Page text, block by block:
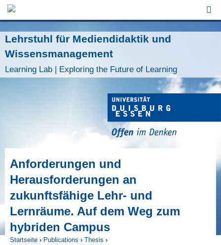
Lehrstuhl für Mediendidaktik und
Wissensmanagement
Learning Lab | Exploring the Future of Learning
Anforderungen und
Herausforderungen an
zukunftsfähige Lehr- und
Lernräume. Auf dem Weg zum
hybriden Campus
Startseite › Publications › Thesis ›